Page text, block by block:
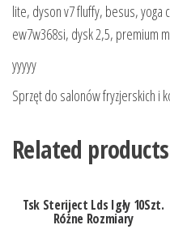
lite, dyson v7 fluffy, besus, yoga
ew7w368si, dysk 2,5, premium
yyyyy
Sprzęt do salonów fryzjerskich i
Related products
Tsk Steriject Lds Igły 10Szt.
Różne Rozmiary